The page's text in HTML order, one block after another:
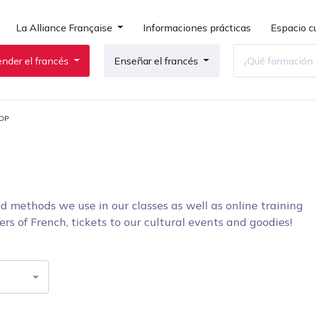
La Alliance Française Informaciones prácticas Espacio
el francés Enseñar el francés
methods we use in our classes as well as online training
of French, tickets to our cultural events and goodies!